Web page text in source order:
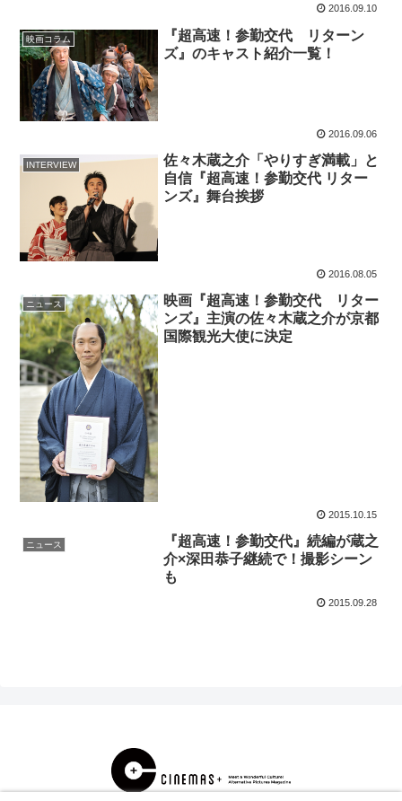
2016.09.10
映画コラム
『超高速！参勤交代 リターン
ズ』のキャスト紹介一覧！
2016.09.06
INTERVIEW
佐々木蔵之介「やりすぎ満載」と
自信『超高速！参勤交代 リター
ンズ』舞台挨拶
2016.08.05
ニュース
映画『超高速！参勤交代 リター
ンズ』主演の佐々木蔵之介が京都
国際観光大使に決定
2015.10.15
ニュース
『超高速！参勤交代』続編が蔵之
介×深田恭子継続で！撮影シーン
も
2015.09.28